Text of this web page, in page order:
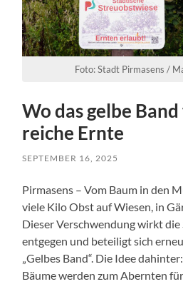
Foto: Stadt Pirmasens /
Wo das gelbe
reiche Ernte
SEPTEMBER 16, 2025
Pirmasens – Vom Baum in den
viele Kilo Obst auf Wiesen, in
Dieser Verschwendung wirkt die
entgegen und beteiligt sich
„Gelbes Band“. Die Idee
Bäume werden zum Abernten